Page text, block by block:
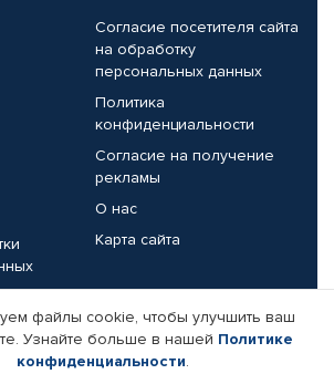
Согласие посетителя сайта
на обработку
персональных данных
Политика
конфиденциальности
Согласие на получение
рекламы
О нас
Карта сайта
Реквизиты компании
файлы cookie, чтобы улучшить ваш
Узнайте больше в нашей Политике
конфиденциальности.